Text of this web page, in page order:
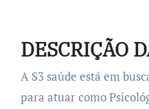
DESCRIÇÃO
A S3 saúde está em busca de novos profissionais
para atuar como